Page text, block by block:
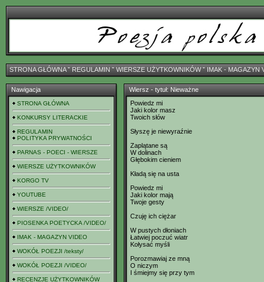
STRONA GŁÓWNAˇ REGULAMIN ˇ WIERSZE UŻYTKOWNIKÓWˇ IMAK - MAGAZYN
Nawigacja
STRONA GŁÓWNA
KONKURSY LITERACKIE
REGULAMIN
POLITYKA PRYWATNOŚCI
PARNAS - POECI - WIERSZE
WIERSZE UŻYTKOWNIKÓW
KORGO TV
YOUTUBE
WIERSZE /VIDEO/
PIOSENKA POETYCKA /VIDEO/
IMAK - MAGAZYN VIDEO
WOKÓŁ POEZJI /teksty/
WOKÓŁ POEZJI /VIDEO/
RECENZJE UŻYTKOWNIKÓW
Wiersz - tytuł: Nieważne
Powiedz mi
Jaki kolor masz
Twoich słów
Słyszę je niewyraźnie
Zaplątane są
W dolinach
Głębokim cieniem
Kładą się na usta
Powiedz mi
Jaki kolor mają
Twoje gesty
Czuję ich ciężar
W pustych dłoniach
Łatwiej poczuć wiatr
Kołysać myśli
Porozmawiaj ze mną
O niczym
I śmiejmy się przy tym